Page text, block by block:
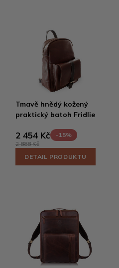
Tmavě hnědý kožený
praktický batoh Fridlie
2 454 Kč
-15%
2 888 Kč
DETAIL PRODUKTU